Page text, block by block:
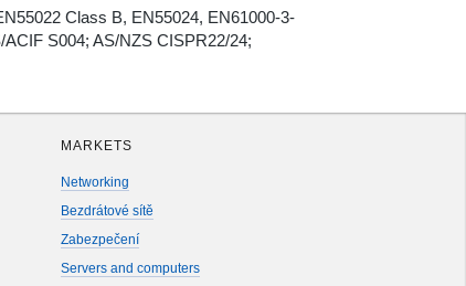
Class B, EN55024, EN61000-3-
S004; AS/NZS CISPR22/24;
MARKETS
Networking
Bezdrátové sítě
Zabezpečení
Servers and computers